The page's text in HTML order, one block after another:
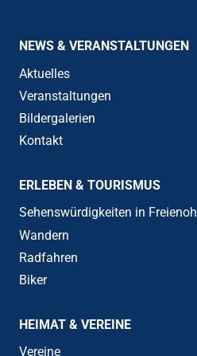
NEWS & VERANSTALTUNGEN
Aktuelles
Veranstaltungen
Bildergalerien
Kontakt
ERLEBEN & TOURISMUS
Sehenswürdigkeiten in Freienohl
Wandern
Radfahren
Biker
HEIMAT & VEREINE
Vereine